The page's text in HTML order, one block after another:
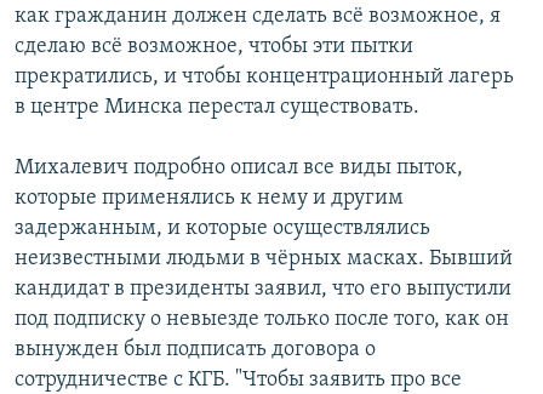
как гражданин должен сделать всё возможное, я
сделаю всё возможное, чтобы эти пытки
прекратились, и чтобы концентрационный лагерь
в центре Минска перестал существовать.
Михалевич подробно описал все виды пыток,
которые применялись к нему и другим
задержанным, и которые осуществлялись
неизвестными людьми в чёрных масках. Бывший
кандидат в президенты заявил, что его выпустили
под подписку о невыезде только после того, как он
вынужден был подписать договора о
сотрудничестве с КГБ. "Чтобы заявить про все